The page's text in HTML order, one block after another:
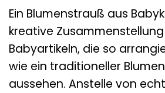
Ein Blumenstrauß aus
kreative
Babyartikeln, die so
wie ein traditioneller
aussehen. Anstelle von